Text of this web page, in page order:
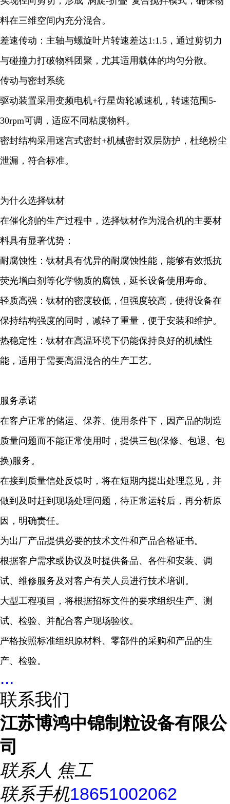
料在三维空间内充分混合。
差速传动：主轴与螺旋叶片转速差达1:1.5，通过剪切力
与碰撞力打破物料团聚，尤其适用载体的均匀分散。
传动与密封系统
驱动装置采用变频电机+行星齿轮减速机，转速范围5-
30rpm可调，适应不同粘度物料。
密封结构采用迷宫式密封+机械密封双层防护，杜绝粉尘
泄漏，符合标准。
为什么选择钛材
在催化剂的生产过程中，选择钛材作为混合机的主要材
料具有显著优势：
耐腐蚀性：钛材具有优异的耐腐蚀性能，能够有效抵抗
荧光增白剂等化学物质的腐蚀，延长设备使用寿命。
轻质高强：钛材的密度较低，但强度较高，使得设备在
保持结构强度的同时，减轻了重量，便于安装和维护。
热稳定性：钛材在高温环境下仍能保持良好的机械性
能，适用于需要高温混合的生产工艺。
服务承诺
在客户正常的储运、保养、使用条件下，因产品的制造
质量问题而不能正常使用时，提供三包(保修、包退、包
换)服务。
在接到质量信处反馈时，将在短期内提出处理意见，并
做到及时赶到现场处理问题，待正常运转后，再分析原
因，明确责任。
为出厂产品提供必要的技术文件和产品合格证书。
根据客户需求或协议及时提供备品、各件和安装、调
试、维修服务及对客户有关人员进行技术培训。
大型工程项目，将根据招标文件的要求组织生产、测
试、检验、并配合客户现场验收。
严格按照标准组织原材料、零部件的采购和产品的生
产、检验。
...
联系我们
江苏博鸿中锦制粒设备有限公
司
联系人 焦工
联系手机18651002062